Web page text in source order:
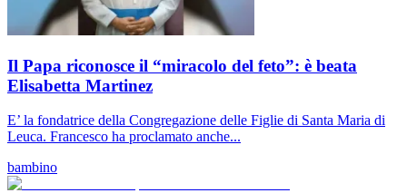
Il Papa riconosce il “miracolo del feto”: è beata
Elisabetta Martinez
E’ la fondatrice della Congregazione delle Figlie di Santa Maria di
Leuca. Francesco ha proclamato anche...
bambino